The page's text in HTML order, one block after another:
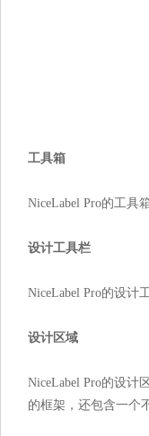
工具箱
NiceLabel Pro的工具
设计工具栏
NiceLabel Pro的设计
设计区域
NiceLabel Pro的设计
的框架，还包含一个